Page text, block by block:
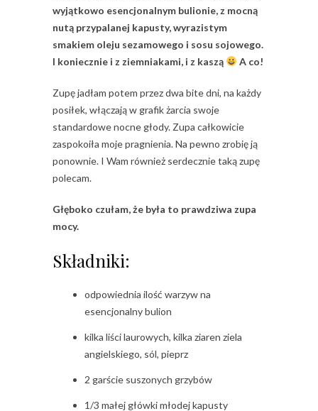
wyjątkowo esencjonalnym bulionie, z mocną
nutą przypalanej kapusty, wyrazistym
smakiem oleju sezamowego i sosu sojowego.
I koniecznie i z ziemniakami, i z kaszą
A co!
Zupę jadłam potem przez dwa bite dni, na każdy
posiłek, włączają w grafik żarcia swoje
standardowe nocne głody. Zupa całkowicie
zaspokoiła moje pragnienia. Na pewno zrobię ją
ponownie. I Wam również serdecznie taką zupę
polecam.
Głęboko czułam, że była to prawdziwa zupa
mocy.
Składniki:
odpowiednia ilość warzyw na
esencjonalny bulion
kilka liści laurowych, kilka ziaren ziela
angielskiego, sól, pieprz
2 garście suszonych grzybów
1/3 małej główki młodej kapusty